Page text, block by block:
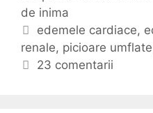
(
u
g
o
r
i
de inima
E
t
i
edemele cardiace,
renale, picioare umflate
23 comentarii